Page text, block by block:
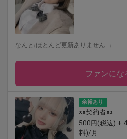
なんと❕ほとんど更新ありません...❕
ファンにな
余裕あり
xx契約者xx
500円(税込) +
料)/月